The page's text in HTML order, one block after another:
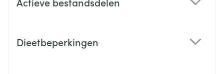
Dieetbeperkingen